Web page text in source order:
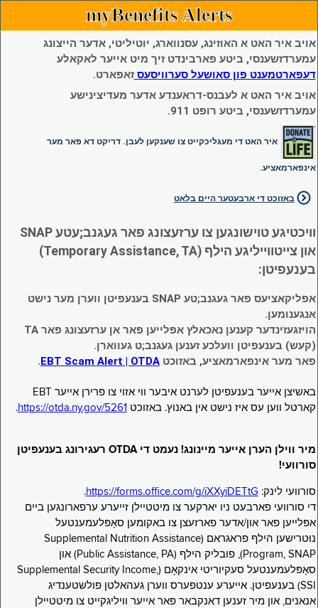
myBenefits Alerts
אויב איר האט א האוזינג, עסנווארג, יוטיליטי, אדער הייצונג
עמערדזשענסי, ביטע פארבינדט זיך מיט אייער לאקאלע
דעפארטמענט פון סאושעל סערוויסעסזאפארט.
אויב איר האט א לעבנס-דראענדע אדער מעדיצינישע
עמערדזשענסי, ביטע רופט 911.
איר האט די מעגליכקייט צו שענקען לעבן. דריקט דא פאר מער
אינפארמאציע.
באזוכט די ארבעטער היים בלאט
וויכטיגע טוישונגען צו ערזעצונג פאר געגנב;עטע SNAP
און צייטווייליגע הילף (Temporary Assistance, TA)
בענעפיטן:
אפליקאציעס פאר געגנב;טע SNAP בענעפיטן ווערן מער נישט
אנגענומען.
הויזגעזינדער קענען נאכאלץ אפּלייען פאר אן ערזעצונג פאר TA
(קעש) בענעפיטן וועלכע זענען געגנב;ט געווארן.
פאר מער אינפארמאציע, באזוכטEBT Scam Alert | OTDA
.
באשיצן אייער בענעפיטן לערנט איבער ווי אזוי צו פרירן אייער EBT
קארטל ווען עס איז נישט אין באנוץ. באזוכט https://otda.ny.gov/5261
.
מיר ווילן הערן אייער מיינונג! נעמט די OTDA רעגירונג בענעפיטן
סורוועי!
סורוועי לינק: https://forms.office.com/g/iXXyiDETtG
.
די סורוועי פארבעט ניו יארקער צו מיטטיילן זייערע ערפארונגען ביים
אפּלייען פאר און/אדער פארזעצן צו באקומען סאָפּלעמענטעל
נוּטרישען הילף פראגראם (Supplemental Nutrition Assistance
Program, SNAP), פובליק הילף (Public Assistance, PA) און
סאָפּלעמענטעל סעקיוריטי אינקאָם (Supplemental Security Income,
SSI) בענעפיטן. אייערע ענטפערס ווערן געהאלטן פולשטענדיג
אנאנים, און מיר זענען דאנקבאר פאר אייער וויליגקייט צו מיטטיילן